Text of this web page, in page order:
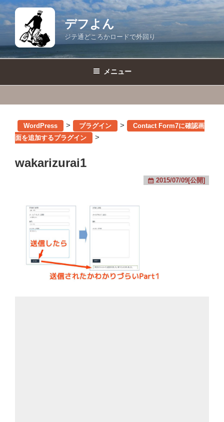
コ
ン
デフよん
ジテ通どころかロードで外回り
メニュー
WordPress > プラグイン >
Contact Form7に確認画
面を追加するプラグイン
>
wakarizurai1
2015/07/09[公開]